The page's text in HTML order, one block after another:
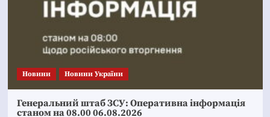
Новини Новини України
Генеральний штаб ЗСУ: Оперативна інформація
станом на 08.00 06.08.2026